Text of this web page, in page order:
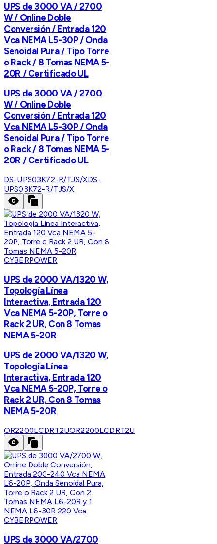
UPS de 3000 VA / 2700
W / Online Doble
Conversión / Entrada 120
Vca NEMA L5-30P / Onda
Senoidal Pura / Tipo Torre
o Rack / 8 Tomas NEMA 5-
20R / Certificado UL
UPS de 3000 VA / 2700
W / Online Doble
Conversión / Entrada 120
Vca NEMA L5-30P / Onda
Senoidal Pura / Tipo Torre
o Rack / 8 Tomas NEMA 5-
20R / Certificado UL
DS-UPS03K72-R/TJS/XDS-
UPS03K72-R/TJS/X
CYBERPOWER
UPS de 2000 VA/1320 W,
Topología Línea
Interactiva, Entrada 120
Vca NEMA 5-20P, Torre o
Rack 2 UR, Con 8 Tomas
NEMA 5-20R
UPS de 2000 VA/1320 W,
Topología Línea
Interactiva, Entrada 120
Vca NEMA 5-20P, Torre o
Rack 2 UR, Con 8 Tomas
NEMA 5-20R
OR2200LCDRT2UOR2200LCDRT2U
CYBERPOWER
UPS de 3000 VA/2700